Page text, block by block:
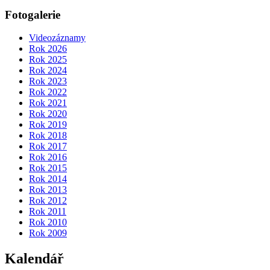
Fotogalerie
Videozáznamy
Rok 2026
Rok 2025
Rok 2024
Rok 2023
Rok 2022
Rok 2021
Rok 2020
Rok 2019
Rok 2018
Rok 2017
Rok 2016
Rok 2015
Rok 2014
Rok 2013
Rok 2012
Rok 2011
Rok 2010
Rok 2009
Kalendář